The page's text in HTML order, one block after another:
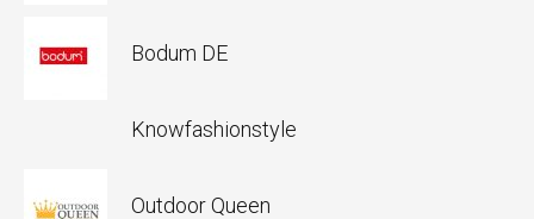
Bodum DE
Knowfashionstyle
Outdoor Queen